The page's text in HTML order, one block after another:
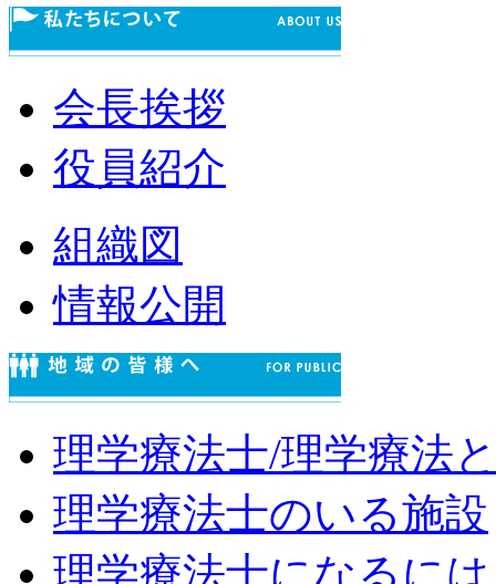
会長挨拶
役員紹介
組織図
情報公開
理学療法士/理学療法
理学療法士のいる施設
理学療法士になるには